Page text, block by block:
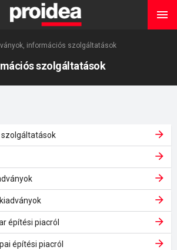
információs szolgáltatások
szolgáltatások
építési piacról
építési piacról